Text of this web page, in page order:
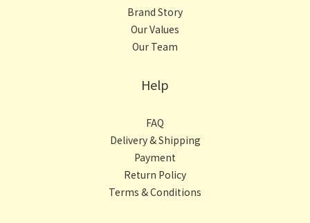
Brand Story
Our Values
Our Team
Help
FAQ
Delivery & Shipping
Payment
Return Policy
Terms & Conditions